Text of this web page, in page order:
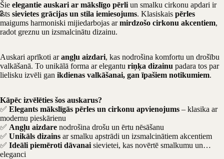
Šie elegantie auskari ar mākslīgo pērli un smalku cirkonu apdari ir
īsts sievietes grācijas un stila iemiesojums. Klasiskais pērles
maigums harmoniski mijiedarbojas armirdzošo cirkonu akcentiem,
radot greznu un izsmalcinātu dizainu.
Auskari aprīkoti arangļu aizdari, kas nodrošina komfortu un drošību
valkāšanā. To unikālā forma ar elegantu riņķa dizainu padara tos par
lielisku izvēli gan ikdienas valkāšanai, gan īpašiem notikumiem.
Kāpēc izvēlēties šos auskarus?
✅ Elegants mākslīgās pērles un cirkonu apvienojums – klasika ar
modernu pieskārienu
✅ Angļu aizdare nodrošina drošu un ērtu nēsāšanu
✅ Unikāls dizains ar smalku apstrādi un izsmalcinātiem akcentiem
✅ Ideāli piemēroti dāvanai sievietei, kas novērtē smalkumu un
eleganci